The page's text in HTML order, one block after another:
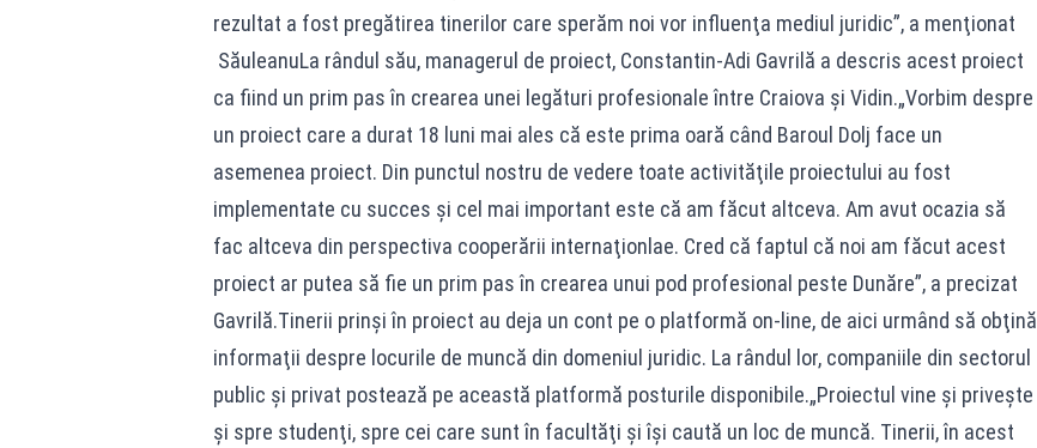
rezultat a fost pregătirea tinerilor care sperăm noi vor influenţa mediul juridic”, a menţionat
SăuleanuLa rândul său, managerul de proiect, Constantin-Adi Gavrilă a descris acest proiect
ca fiind un prim pas în crearea unei legături profesionale între Craiova şi Vidin.„Vorbim despre
un proiect care a durat 18 luni mai ales că este prima oară când Baroul Dolj face un
asemenea proiect. Din punctul nostru de vedere toate activităţile proiectului au fost
implementate cu succes şi cel mai important este că am făcut altceva. Am avut ocazia să
fac altceva din perspectiva cooperării internaţionlae. Cred că faptul că noi am făcut acest
proiect ar putea să fie un prim pas în crearea unui pod profesional peste Dunăre”, a precizat
Gavrilă.Tinerii prinşi în proiect au deja un cont pe o platformă on-line, de aici urmând să obţină
informaţii despre locurile de muncă din domeniul juridic. La rândul lor, companiile din sectorul
public şi privat postează pe această platformă posturile disponibile.„Proiectul vine şi priveşte
şi spre studenţi, spre cei care sunt în facultăţi şi îşi caută un loc de muncă. Tinerii, în acest